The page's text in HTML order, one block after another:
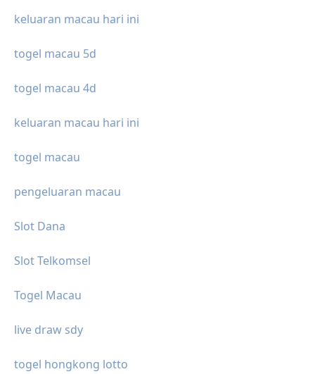
keluaran macau hari ini
togel macau 5d
togel macau 4d
keluaran macau hari ini
togel macau
pengeluaran macau
Slot Dana
Slot Telkomsel
Togel Macau
live draw sdy
togel hongkong lotto